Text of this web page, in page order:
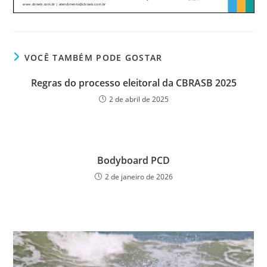
VOCÊ TAMBÉM PODE GOSTAR
Regras do processo eleitoral da CBRASB 2025
2 de abril de 2025
Bodyboard PCD
2 de janeiro de 2026